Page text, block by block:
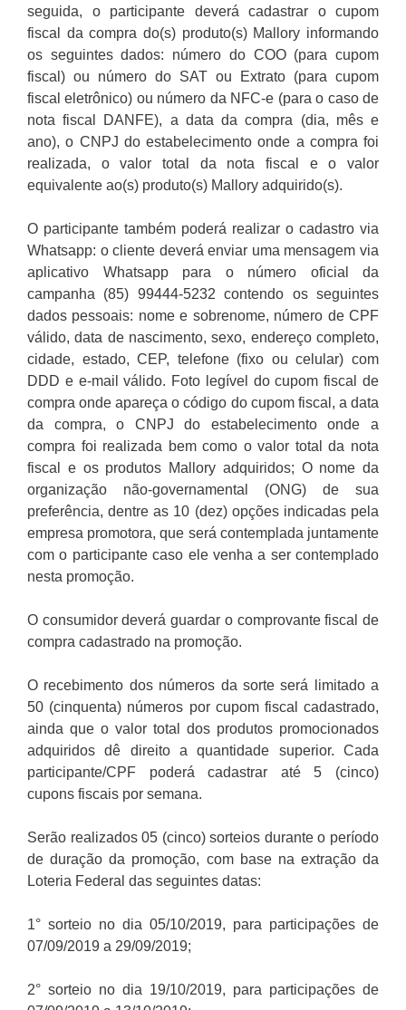
seguida, o participante deverá cadastrar o cupom
fiscal da compra do(s) produto(s) Mallory informando
os seguintes dados: número do COO (para cupom
fiscal) ou número do SAT ou Extrato (para cupom
fiscal eletrônico) ou número da NFC-e (para o caso de
nota fiscal DANFE), a data da compra (dia, mês e
ano), o CNPJ do estabelecimento onde a compra foi
realizada, o valor total da nota fiscal e o valor
equivalente ao(s) produto(s) Mallory adquirido(s).
O participante também poderá realizar o cadastro via
Whatsapp: o cliente deverá enviar uma mensagem via
aplicativo Whatsapp para o número oficial da
campanha (85) 99444-5232 contendo os seguintes
dados pessoais: nome e sobrenome, número de CPF
válido, data de nascimento, sexo, endereço completo,
cidade, estado, CEP, telefone (fixo ou celular) com
DDD e e-mail válido. Foto legível do cupom fiscal de
compra onde apareça o código do cupom fiscal, a data
da compra, o CNPJ do estabelecimento onde a
compra foi realizada bem como o valor total da nota
fiscal e os produtos Mallory adquiridos; O nome da
organização não-governamental (ONG) de sua
preferência, dentre as 10 (dez) opções indicadas pela
empresa promotora, que será contemplada juntamente
com o participante caso ele venha a ser contemplado
nesta promoção.
O consumidor deverá guardar o comprovante fiscal de
compra cadastrado na promoção.
O recebimento dos números da sorte será limitado a
50 (cinquenta) números por cupom fiscal cadastrado,
ainda que o valor total dos produtos promocionados
adquiridos dê direito a quantidade superior. Cada
participante/CPF poderá cadastrar até 5 (cinco)
cupons fiscais por semana.
Serão realizados 05 (cinco) sorteios durante o período
de duração da promoção, com base na extração da
Loteria Federal das seguintes datas:
1° sorteio no dia 05/10/2019, para participações de
07/09/2019 a 29/09/2019;
2° sorteio no dia 19/10/2019, para participações de